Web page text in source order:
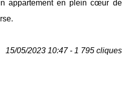
appartement en plein cœur de
15/05/2023 10:47 - 1 795 cliques